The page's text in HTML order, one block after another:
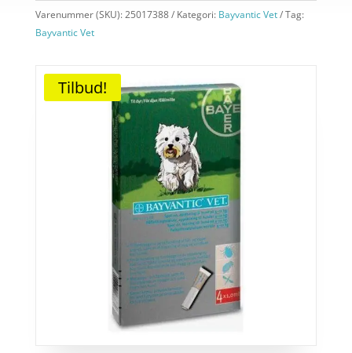
Varenummer (SKU):25017388 Kategori: Bayvantic Vet
Tag:
Bayvantic Vet
Tilbud!